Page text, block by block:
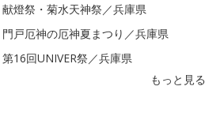
献燈祭・菊水天神祭／兵庫県
門戸厄神の厄神夏まつり／兵庫県
第16回UNIVER祭／兵庫県
もっと見る